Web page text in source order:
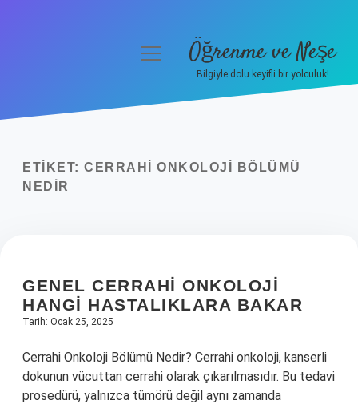
Yasal Uyarı
menüyüÖğrenme ve Neşe
Bilgiyle dolu keyifli bir yolculuk!
ETIKET: CERRAHI ONKOLOJI BÖLÜMÜ
NEDIR
GENEL CERRAHI ONKOLOJI
HANGI HASTALIKLARA BAKAR
Tarih: Ocak 25, 2025
Cerrahi Onkoloji Bölümü Nedir? Cerrahi onkoloji, kanserli
dokunun vücuttan cerrahi olarak çıkarılmasıdır. Bu tedavi
prosedürü, yalnızca tümörü değil aynı zamanda